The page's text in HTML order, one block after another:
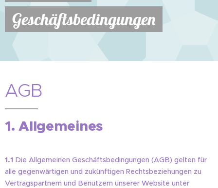
Geschäftsbedingungen
AGB
1. Allgemeines
1.1 Die Allgemeinen Geschäftsbedingungen (AGB) gelten für
alle gegenwärtigen und zukünftigen Rechtsbeziehungen zu
Vertragspartnern und Benutzern unserer Website unter